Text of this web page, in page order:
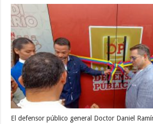
El defensor público general Doctor Daniel